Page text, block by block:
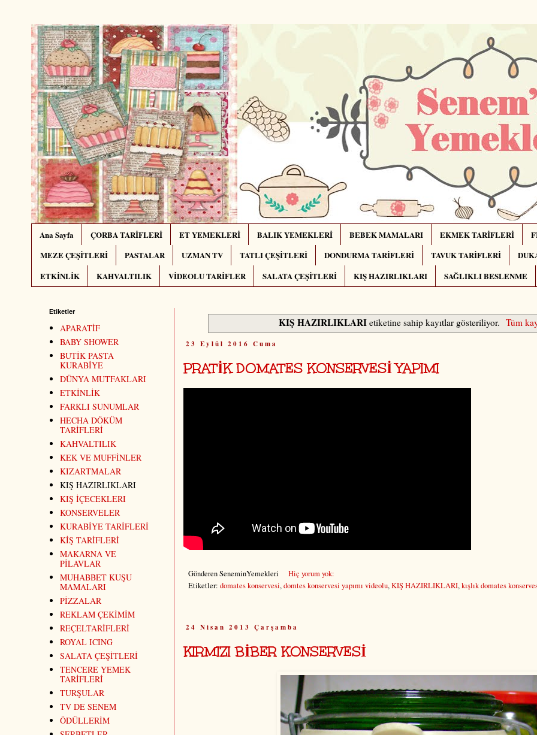
Ana Sayfa ÇORBA TARİFLERİ ET YEMEKLERİ BALIK YEMEKLERİ BEBEK MAMALARI EKMEK TARİFLERİ
MEZE ÇEŞİTLERİ
PASTALAR UZMAN TV TATLI ÇEŞİTLERİ DONDURMA TARİFLERİ TAVUK TARİFLERİ
ETKİNLİK
KAHVALTILIK VİDEOLU TARİFLER SALATA ÇEŞİTLERİ KIŞ HAZIRLIKLARI SAĞLIKLI BESLENME
KIŞ HAZIRLIKLARIetiketine sahip kayıtlar gösteriliyor. Tüm
23 Eylül 2016 Cuma
PRATİK DOMATES KONSERVESİ YAPIMI
GönderenSeneminYemekleri
Hiç yorum yok:
Etiketler: domates konservesi,domtes konservesi yapımı videolu,KIŞ HAZIRLIKLARI,kışlık domates
24 Nisan 2013 Çarşamba
KIRMIZI BİBER KONSERVESİ
Etiketler
APARATİF
BABY SHOWER
BUTİK PASTA
KURABİYE
DÜNYA MUTFAKLARI
ETKİNLİK
FARKLI SUNUMLAR
HECHA DÖKÜM
TARİFLERİ
KAHVALTILIK
KEK VE MUFFİNLER
KIZARTMALAR
KIŞ HAZIRLIKLARI
KIŞ İÇECEKLERI
KONSERVELER
KURABİYE TARİFLERİ
KİŞ TARİFLERİ
MAKARNA VE
PİLAVLAR
MUHABBET KUŞU
MAMALARI
PİZZALAR
REKLAM ÇEKİMİM
REÇELTARİFLERİ
ROYAL ICING
SALATA ÇEŞİTLERİ
TENCERE YEMEK
TARİFLERİ
TURŞULAR
TV DE SENEM
ÖDÜLLERİM